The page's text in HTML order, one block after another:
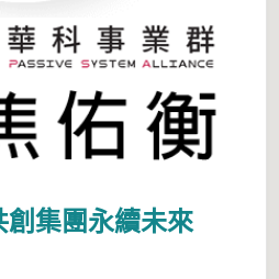
創集團永續未來